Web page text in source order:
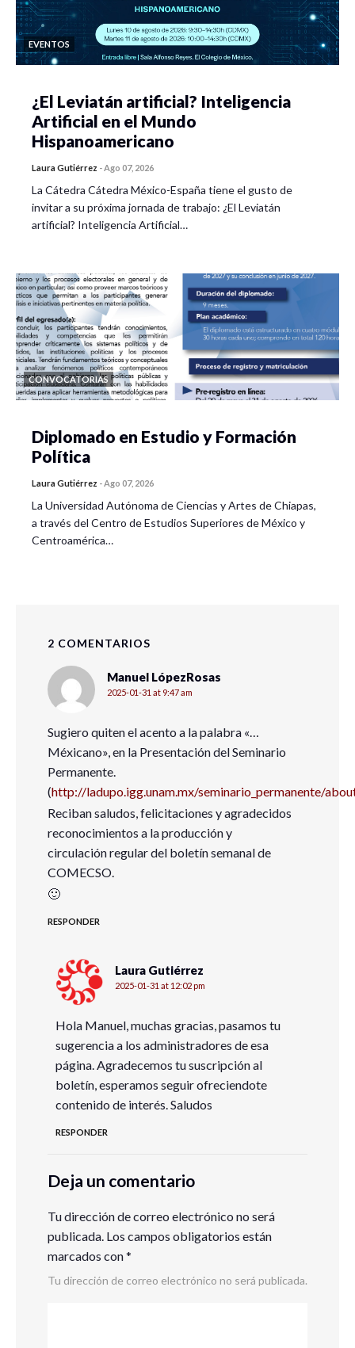
EVENTOS
¿El Leviatán artificial? Inteligencia
Artificial en el Mundo
Hispanoamericano
Laura Gutiérrez -Ago 07, 2026
La Cátedra Cátedra México-España tiene el gusto de
invitar a su próxima jornada de trabajo: ¿El Leviatán
artificial? Inteligencia Artificial…
CONVOCATORIAS
Diplomado en Estudio y Formación
Política
Laura Gutiérrez -Ago 07, 2026
La Universidad Autónoma de Ciencias y Artes de Chiapas,
a través del Centro de Estudios Superiores de México y
Centroamérica…
2 COMENTARIOS
Manuel LópezRosas
2025-01-31 at 9:47 am
Sugiero quiten el acento a la palabra «…
Méxicano», en la Presentación del Seminario
Permanente.
(http://ladupo.igg.unam.mx/seminario_permanente/
Reciban saludos, felicitaciones y agradecidos
reconocimientos a la producción y
circulación regular del boletín semanal de
COMECSO.
🙂
RESPONDER
Laura Gutiérrez
2025-01-31 at 12:02 pm
Hola Manuel, muchas gracias, pasamos tu
sugerencia a los administradores de esa
página. Agradecemos tu suscripción al
boletín, esperamos seguir ofreciendote
contenido de interés. Saludos
RESPONDER
Deja un comentario
Tu dirección de correo electrónico no será
publicada. Los campos obligatorios están
marcados con*
Tu dirección de correo electrónico no será publicada.